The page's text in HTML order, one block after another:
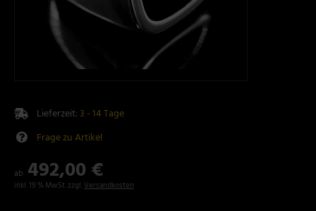
Lieferzeit: 3 - 14 Tage
Frage zu Artikel
ab 492,00 €
inkl. 19 % MwSt. zzgl. Versandkosten